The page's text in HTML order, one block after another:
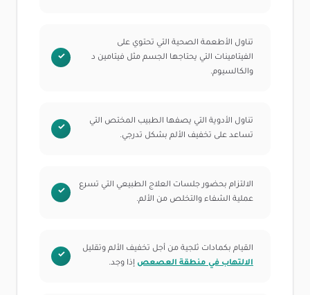
تناول الأطعمة الصحية التي تحتوي على
الفيتامينات التي يحتاجها الجسم مثل فيتامين د
والكالسيوم.
تناول الأدوية التي يصفها الطبيب المختص التي
تساعد على تخفيف الألم بشكل تدرجي.
الالتزام بحضور جلسات العلاج الطبيعي التي تسرع
عملية الشفاء والتخلص من الألم.
القيام بكمادات ثلجية من أجل تخفيف الألم وتقليل
الالتهاب في منطقة العصعص إذا وجد.